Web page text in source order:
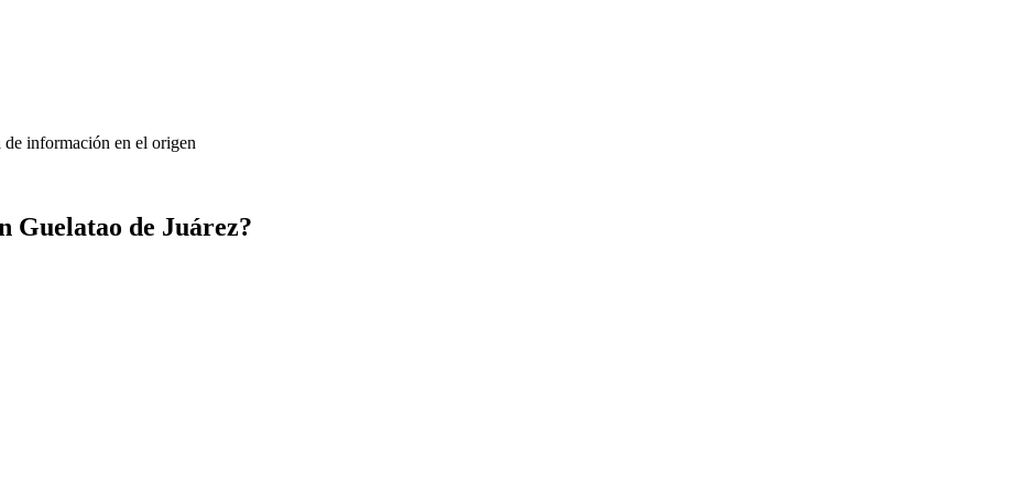
de información en el origen
Guelatao de Juárez?